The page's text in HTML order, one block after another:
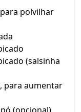
polvilhar
(salsinha
para aumentar